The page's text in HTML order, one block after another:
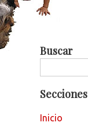
Buscar
Secciones
Inicio